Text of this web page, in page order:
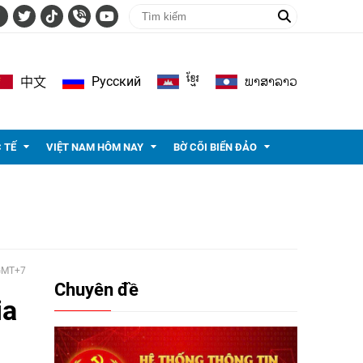
中文 Pусский ខ្មែរ ພາ​ສາ​ລາວ
TẾ VIỆT NAM HÔM NAY BỜ CÕI BIỂN ĐẢO
Chuyên đề